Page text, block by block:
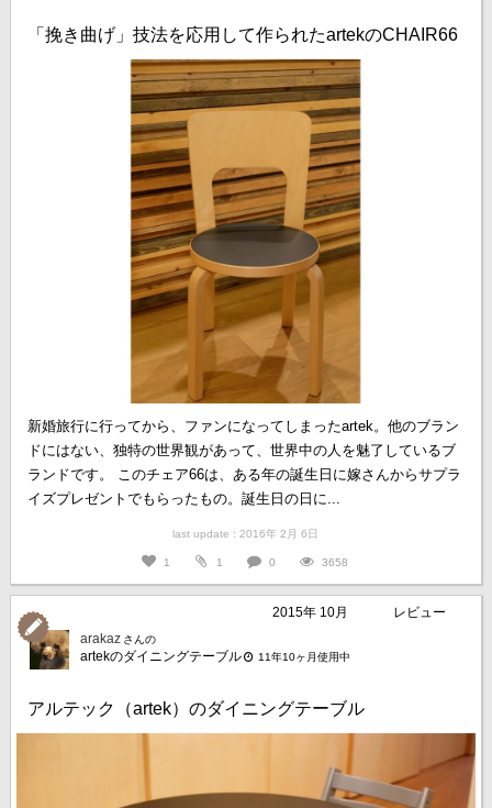
「挽き曲げ」技法を応用して作られたartekのCHAIR66
新婚旅行に行ってから、ファンになってしまったartek。他のブラン
ドにはない、独特の世界観があって、世界中の人を魅了しているブ
ランドです。 このチェア66は、ある年の誕生日に嫁さんからサプラ
イズプレゼントでもらったもの。誕生日の日に...
last update : 2016年 2月 6日
1 1 0 3658
2015年 10月
レビュー
arakaz さんの
artekのダイニングテーブル 11年10ヶ月使用中
アルテック（artek）のダイニングテーブル